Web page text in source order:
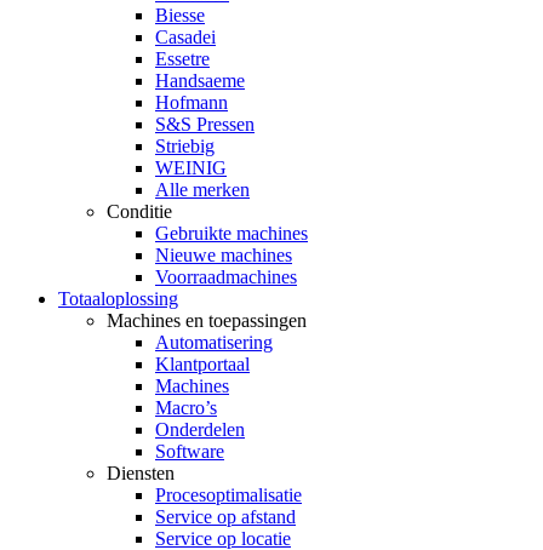
Biesse
Casadei
Essetre
Handsaeme
Hofmann
S&S Pressen
Striebig
WEINIG
Alle merken
Conditie
Gebruikte machines
Nieuwe machines
Voorraadmachines
Totaaloplossing
Machines en toepassingen
Automatisering
Klantportaal
Machines
Macro’s
Onderdelen
Software
Diensten
Procesoptimalisatie
Service op afstand
Service op locatie